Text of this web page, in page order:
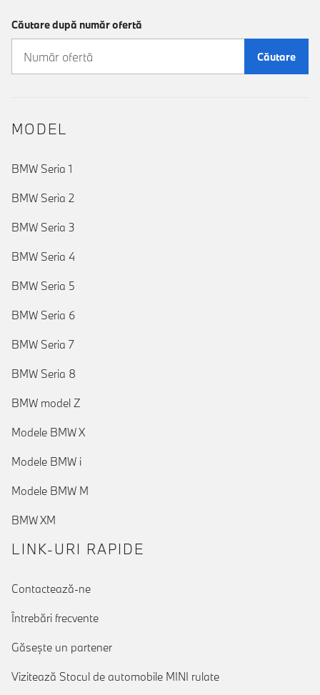
Căutare după număr ofertă
Căutare
MODEL
BMW Seria 1
BMW Seria 2
BMW Seria 3
BMW Seria 4
BMW Seria 5
BMW Seria 6
BMW Seria 7
BMW Seria 8
BMW model Z
Modele BMW X
Modele BMW i
Modele BMW M
BMW XM
LINK-URI RAPIDE
Contactează-ne
Întrebări frecvente
Găseşte un partener
Vizitează Stocul de automobile MINI rulate